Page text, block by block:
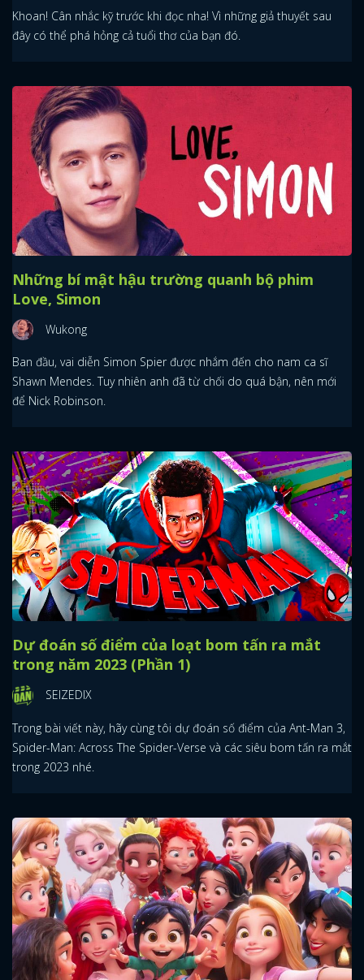
Khoan! Cân nhắc kỹ trước khi đọc nha! Vì những giả thuyết sau
đây có thể phá hỏng cả tuổi thơ của bạn đó.
Những bí mật hậu trường quanh bộ phim
Love, Simon
Wukong
Ban đầu, vai diễn Simon Spier được nhắm đến cho nam ca sĩ
Shawn Mendes. Tuy nhiên anh đã từ chối do quá bận, nên mới
để Nick Robinson.
Dự đoán số điểm của loạt bom tấn ra mắt
trong năm 2023 (Phần 1)
SEIZEDIX
Trong bài viết này, hãy cùng tôi dự đoán số điểm của Ant-Man 3,
Spider-Man: Across The Spider-Verse và các siêu bom tấn ra mắt
trong 2023 nhé.